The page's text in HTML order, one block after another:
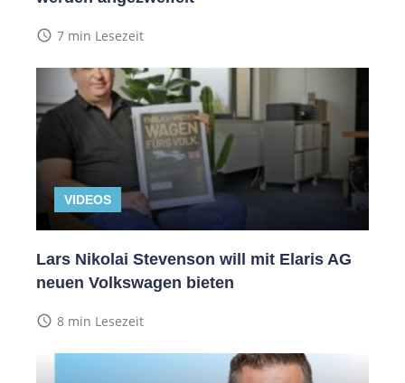
access_time 7 min Lesezeit
VIDEOS
Lars Nikolai Stevenson will mit Elaris AG
neuen Volkswagen bieten
access_time 8 min Lesezeit